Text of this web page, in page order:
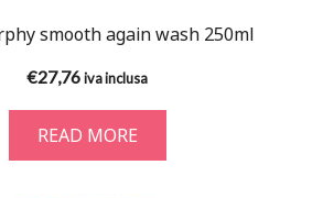
smooth again wash 250ml
€27,76iva inclusa
READ MORE